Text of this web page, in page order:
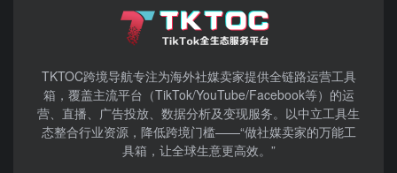
TKTOC跨境导航​专注为海外社媒卖家提供全链路运营工具
箱，覆盖主流平台（TikTok/YouTube/Facebook等）​的运
营、直播、广告投放、数据分析及变现服务。以中立工具生
态整合行业资源，降低跨境门槛——“做社媒卖家的万能工
具箱，让全球生意更高效。”